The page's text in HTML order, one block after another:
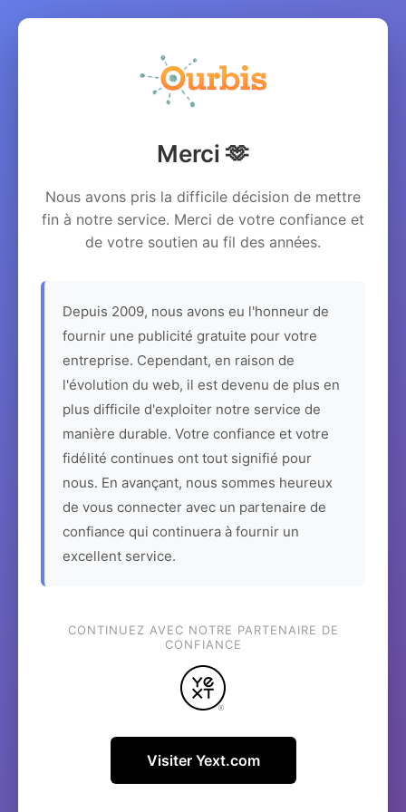
Merci 🫶
Nous avons pris la difficile décision de mettre
fin à notre service. Merci de votre confiance et
de votre soutien au fil des années.
Depuis 2009, nous avons eu l'honneur de
fournir une publicité gratuite pour votre
entreprise. Cependant, en raison de
l'évolution du web, il est devenu de plus en
plus difficile d'exploiter notre service de
manière durable. Votre confiance et votre
fidélité continues ont tout signifié pour
nous. En avançant, nous sommes heureux
de vous connecter avec un partenaire de
confiance qui continuera à fournir un
excellent service.
CONTINUEZ AVEC NOTRE PARTENAIRE DE
CONFIANCE
Visiter Yext.com